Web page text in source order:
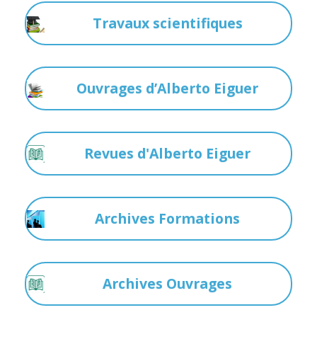
Travaux scientifiques
Ouvrages d’Alberto Eiguer
Revues d'Alberto Eiguer
Archives Formations
Archives Ouvrages